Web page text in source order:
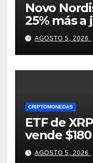
Novo
25% más
convence
AGOSTO 5, 2026
CRIPTOMONEDAS
ETF de
vende
tokens tras
AGOSTO 5, 2026